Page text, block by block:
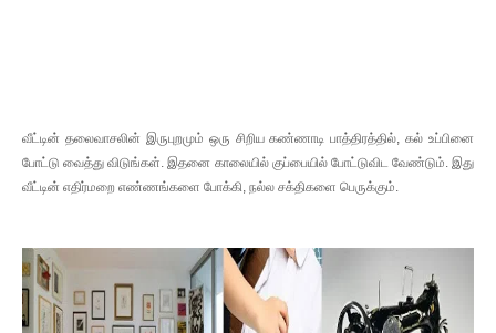
வீட்டின் தலைவாசலின் இருபுறமும் ஒரு சிறிய கண்ணாடி பாத்திரத்தில், கல் உப்பினை
போட்டு வைத்து விடுங்கள். இதனை காலையில் குப்பையில் போட்டுவிட வேண்டும். இது
வீட்டின் எதிர்மறை எண்ணங்களை போக்கி, நல்ல சக்திகளை பெருக்கும்.